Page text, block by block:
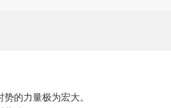
的力量极为宏大。